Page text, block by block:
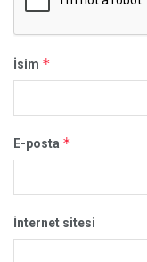
İsim *
E-posta *
İnternet sitesi